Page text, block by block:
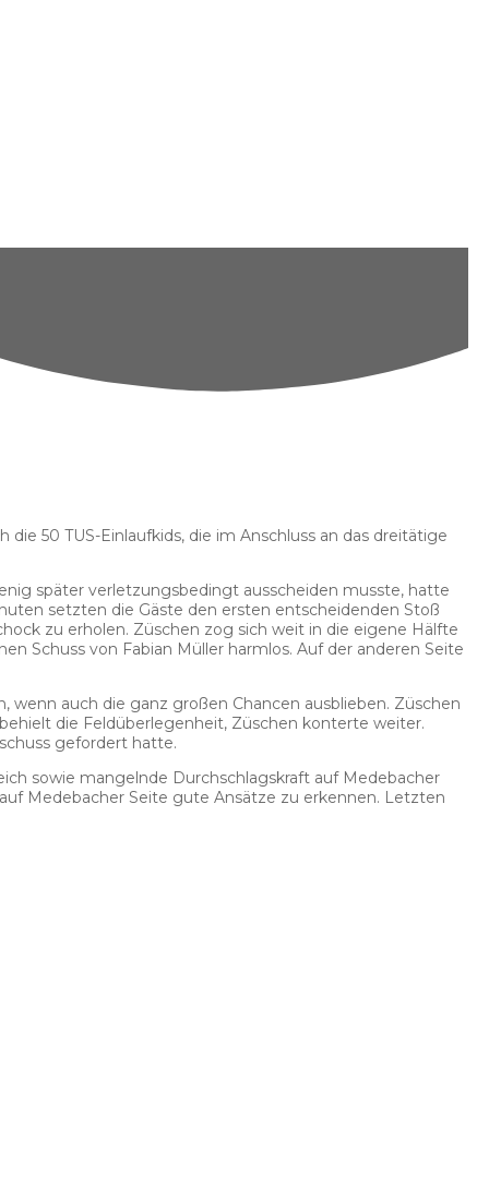
50 TUS-Einlaufkids, die im Anschluss an das dreitätige
später verletzungsbedingt ausscheiden musste, hatte
setzten die Gäste den ersten entscheidenden Stoß
zu erholen. Züschen zog sich weit in die eigene Hälfte
Schuss von Fabian Müller harmlos. Auf der anderen Seite
auch die ganz großen Chancen ausblieben. Züschen
die Feldüberlegenheit, Züschen konterte weiter.
gefordert hatte.
sowie mangelnde Durchschlagskraft auf Medebacher
Medebacher Seite gute Ansätze zu erkennen. Letzten